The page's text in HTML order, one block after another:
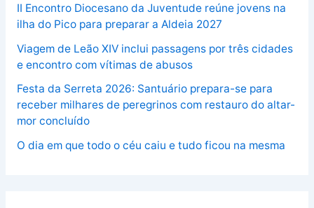
II Encontro Diocesano da Juventude reúne jovens na
ilha do Pico para preparar a Aldeia 2027
Viagem de Leão XIV inclui passagens por três cidades
e encontro com vítimas de abusos
Festa da Serreta 2026: Santuário prepara-se para
receber milhares de peregrinos com restauro do altar-
mor concluído
O dia em que todo o céu caiu e tudo ficou na mesma